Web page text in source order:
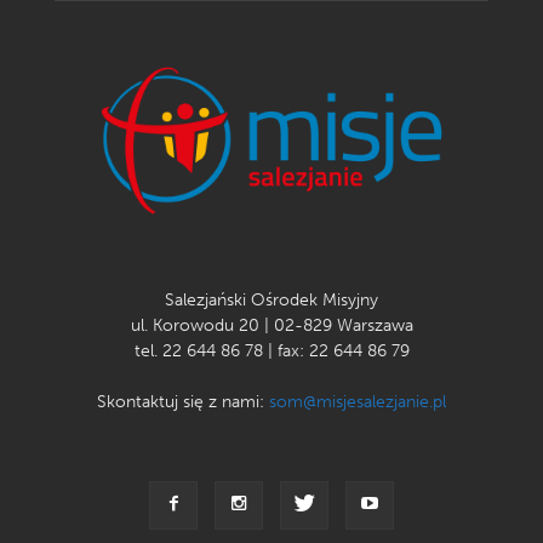
Salezjański Ośrodek Misyjny
ul. Korowodu 20 | 02-829 Warszawa
tel. 22 644 86 78 | fax: 22 644 86 79
Skontaktuj się z nami: som@misjesalezjanie.pl